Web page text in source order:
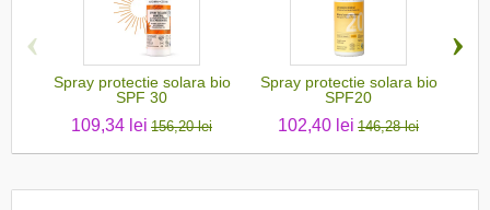
Spray protectie solara bio
SPF 30
109,34 lei 156,20 lei
Spray protectie solara bio
SPF20
102,40 lei 146,28 lei
‹ ›